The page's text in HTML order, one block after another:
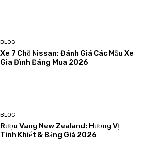
BLOG
Xe 7 Chỗ Nissan: Đánh Giá Các Mẫu Xe
Gia Đình Đáng Mua 2026
BLOG
Rượu Vang New Zealand: Hương Vị
Tinh Khiết & Bảng Giá 2026